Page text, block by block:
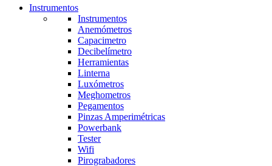
Instrumentos
Instrumentos
Anemómetros
Capacimetro
Decibelímetro
Herramientas
Linterna
Luxómetros
Meghometros
Pegamentos
Pinzas Amperimétricas
Powerbank
Tester
Wifi
Pirograbadores